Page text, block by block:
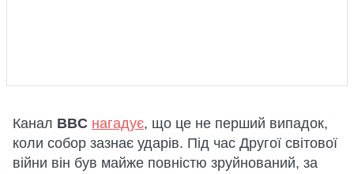
Канал BBC нагадує, що це не перший випадок,
коли собор зазнає ударів. Під час Другої світової
війни він був майже повністю зруйнований, за